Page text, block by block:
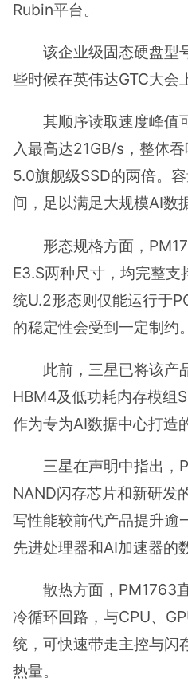
Rubin平台。
该企业级固态硬盘型
些时候在英伟达GTC大会
其顺序读取速度峰值
入最高达21GB/s，整体
5.0旗舰级SSD的两倍。
间，足以满足大规模AI数
形态规格方面，
E3.S两种尺寸，均完整
统U.2形态则仅能运行于
的稳定性会受到一定制约。
此前，三星已将该产
HBM4及低功耗内存模组
作为专为AI数据中心打造
三星在声明中指出，
NAND闪存芯片和新研发
写性能较前代产品提升逾
先进处理器和AI加速器的
散热方面，PM1763
冷循环回路，与CPU、
统，可快速带走主控与闪
热量。